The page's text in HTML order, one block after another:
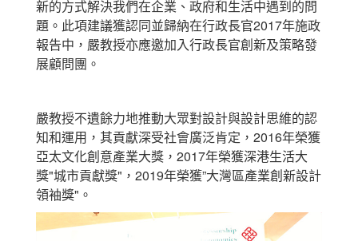
新的方式解決我們在企業、政府和生活中遇到的問
題。此項建議獲認同並歸納在行政長官2017年施政
報告中，嚴教授亦應邀加入行政長官創新及策略發
展顧問團。
嚴教授不遺餘力地推動大眾對設計與設計思維的認
知和運用，其貢獻深受社會廣泛肯定，2016年榮獲
亞太文化創意產業大獎，2017年榮獲深港生活大
獎"城市貢獻獎"，2019年榮獲”大灣區產業創新設計
領袖獎"。